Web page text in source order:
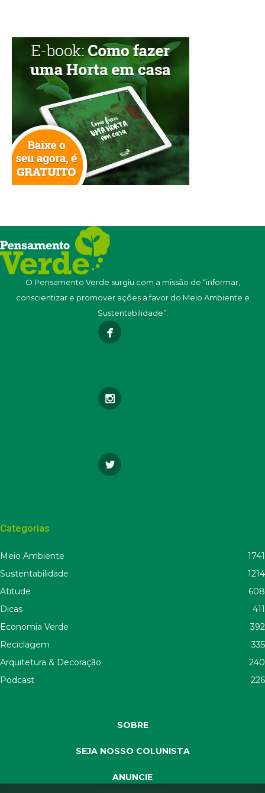
O Pensamento Verde surgiu com a missão de “informar,
conscientizar e promover ações a favor do Meio Ambiente e
Sustentabilidade”.
Categorias
Meio Ambiente
1741
Sustentabilidade
1214
Atitude
608
Dicas
411
Economia Verde
392
Reciclagem
335
Arquitetura & Decoração
240
Podcast
226
SOBRE
SEJA NOSSO COLUNISTA
ANUNCIE